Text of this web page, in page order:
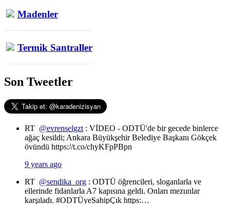
Madenler
Termik Santraller
Son Tweetler
RT @evrenselgzt : VİDEO - ODTÜ'de bir gecede binlerce
ağaç kesildi; Ankara Büyükşehir Belediye Başkanı Gökçek
övündü https://t.co/chyKFpPBpn
9 years ago
RT @sendika_org : ODTÜ öğrencileri, sloganlarla ve
ellerinde fidanlarla A7 kapısına geldi. Onları mezunlar
karşıladı. #ODTÜyeSahipÇık https:…